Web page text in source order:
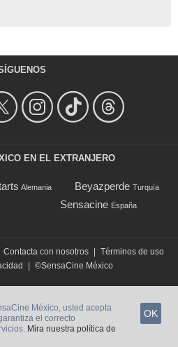
EN EL EXTRANJERO
Alemania Beyazperde Turquía
Sensacine España
Contacta con nosotros
Términos de uso
©SensaCine México
México, usted acepta
el correcto
Mira nuestra política de
OK